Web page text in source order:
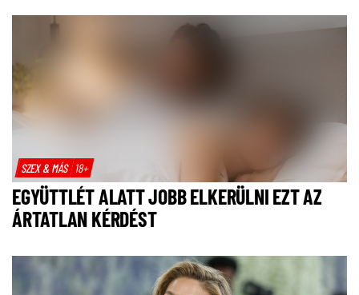
SZEX & MÁS 18+
EGYÜTTLÉT ALATT JOBB ELKERÜLNI EZT AZ
ÁRTATLAN KÉRDÉST